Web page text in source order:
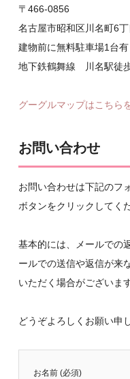
〒466‐0856
名古屋市昭和区川名町6
建物前に無料駐車場1台有
地下鉄鶴舞線 川名駅徒
グーグルマップはこちら
お問い合わせ
お問い合わせは下記のフ
ボタンをクリックしてく
基本的には、メールでの
ールでの送信や返信が来
いただく場合がございます
どうぞよろしくお願い申
お名前 (必須)